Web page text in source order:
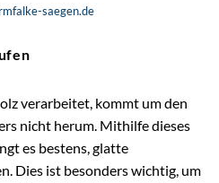
saegen.de
verarbeitet, kommt um den
nicht herum. Mithilfe dieses
es bestens, glatte
Dies ist besonders wichtig, um